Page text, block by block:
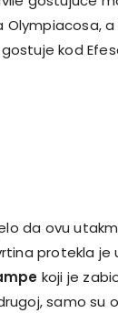
kod
da ovu
protekla je
koji je
samo su